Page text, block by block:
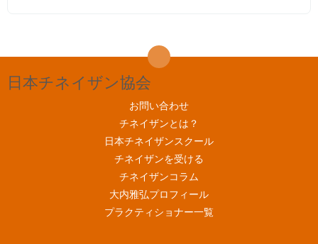
日本チネイザン協会
お問い合わせ
チネイザンとは？
日本チネイザンスクール
チネイザンを受ける
チネイザンコラム
大内雅弘プロフィール
プラクティショナー一覧